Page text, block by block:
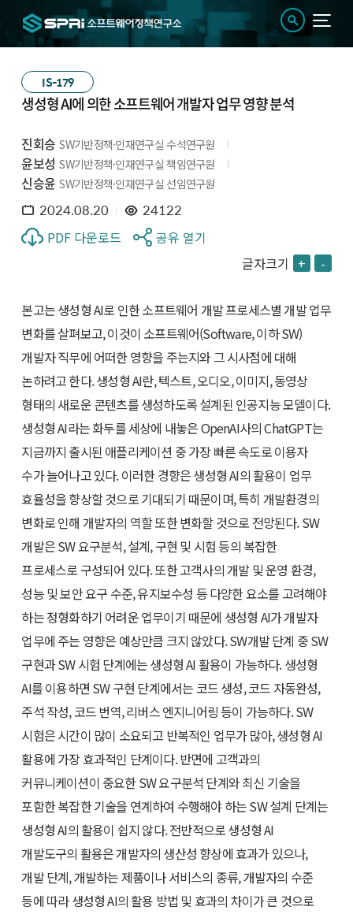
IS-179
생성형 AI에 의한 소프트웨어 개발자 업무 영향 분석
진회승 SW기반정책·인재연구실 수석연구원
윤보성 SW기반정책·인재연구실 책임연구원
신승윤 SW기반정책·인재연구실 선임연구원
2024.08.20 24122
PDF 다운로드
공유 열기
글자크기 + -
본고는 생성형 AI로 인한 소프트웨어 개발 프로세스별 개발 업무
변화를 살펴보고, 이것이 소프트웨어(Software, 이하 SW)
개발자 직무에 어떠한 영향을 주는지와 그 시사점에 대해
논하려고 한다. 생성형 AI란, 텍스트, 오디오, 이미지, 동영상
형태의 새로운 콘텐츠를 생성하도록 설계된 인공지능 모델이다.
생성형 AI라는 화두를 세상에 내놓은 OpenAI사의 ChatGPT는
지금까지 출시된 애플리케이션 중 가장 빠른 속도로 이용자
수가 늘어나고 있다. 이러한 경향은 생성형 AI의 활용이 업무
효율성을 향상할 것으로 기대되기 때문이며, 특히 개발환경의
변화로 인해 개발자의 역할 또한 변화할 것으로 전망된다. SW
개발은 SW 요구분석, 설계, 구현 및 시험 등의 복잡한
프로세스로 구성되어 있다. 또한 고객사의 개발 및 운영 환경,
성능 및 보안 요구 수준, 유지보수성 등 다양한 요소를 고려해야
하는 정형화하기 어려운 업무이기 때문에 생성형 AI가 개발자
업무에 주는 영향은 예상만큼 크지 않았다. SW개발 단계 중 SW
구현과 SW 시험 단계에는 생성형 AI 활용이 가능하다. 생성형
AI를 이용하면 SW 구현 단계에서는 코드 생성, 코드 자동완성,
주석 작성, 코드 번역, 리버스 엔지니어링 등이 가능하다. SW
시험은 시간이 많이 소요되고 반복적인 업무가 많아, 생성형 AI
활용에 가장 효과적인 단계이다. 반면에 고객과의
커뮤니케이션이 중요한 SW 요구분석 단계와 최신 기술을
포함한 복잡한 기술을 연계하여 수행해야 하는 SW 설계 단계는
생성형 AI의 활용이 쉽지 않다. 전반적으로 생성형 AI
개발도구의 활용은 개발자의 생산성 향상에 효과가 있으나,
개발 단계, 개발하는 제품이나 서비스의 종류, 개발자의 수준
등에 따라 생성형 AI의 활용 방법 및 효과의 차이가 큰 것으로